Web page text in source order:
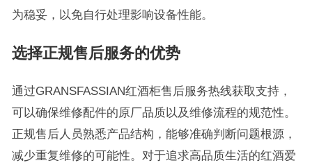
为稳妥，以免自行处理影响设备性能。
选择正规售后服务的优势
通过GRANSFASSIAN红酒柜售后服务热线获取支持，
可以确保维修配件的原厂品质以及维修流程的规范性。
正规售后人员熟悉产品结构，能够准确判断问题根源，
减少重复维修的可能性。对于追求高品质生活的红酒爱